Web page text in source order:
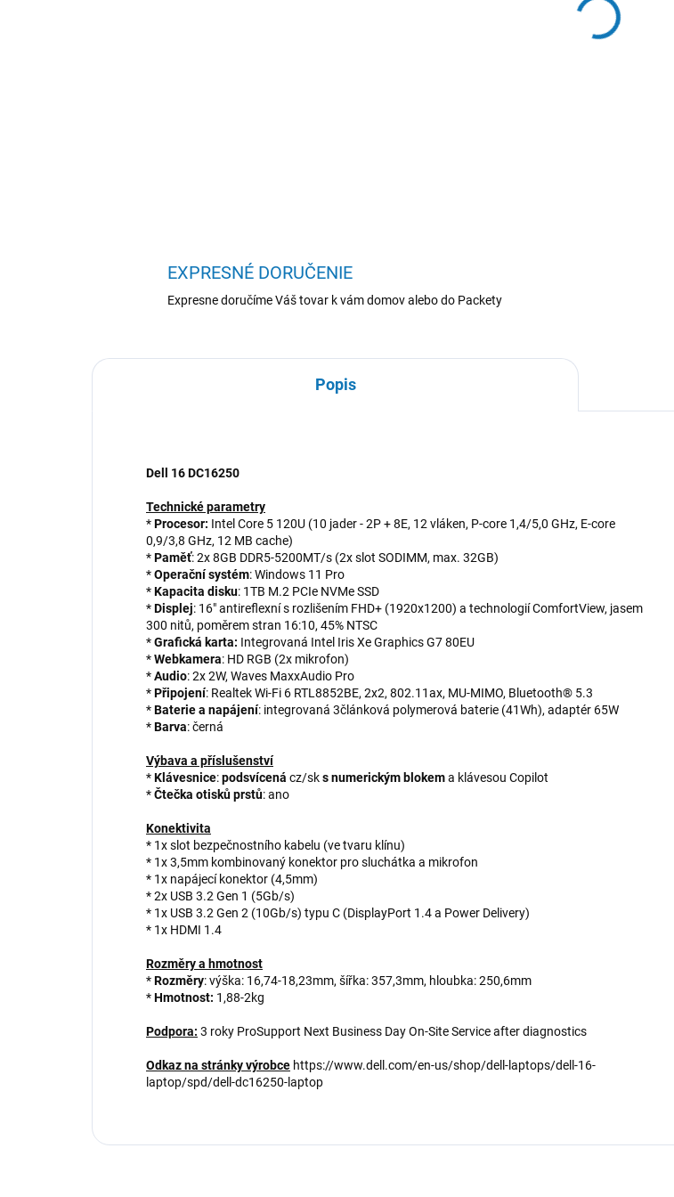
EXPRESNÉ DORUČENIE
Expresne doručíme Váš tovar k vám domov alebo do Packety
Popis
Dell 16 DC16250
Technické parametry
*Procesor: Intel Core 5 120U (10 jader - 2P + 8E, 12 vláken, P-core 1,4/5,0 GHz, E-core
0,9/3,8 GHz, 12 MB cache)
*Paměť: 2x 8GB DDR5-5200MT/s (2x slot SODIMM, max. 32GB)
*Operační systém: Windows 11 Pro
*Kapacita disku: 1TB M.2 PCIe NVMe SSD
*Displej: 16" antireflexní s rozlišením FHD+ (1920x1200) a technologií ComfortView, jasem
300 nitů, poměrem stran 16:10, 45% NTSC
*Grafická karta: Integrovaná Intel Iris Xe Graphics G7 80EU
*Webkamera: HD RGB (2x mikrofon)
*Audio: 2x 2W, Waves MaxxAudio Pro
*Připojení: Realtek Wi-Fi 6 RTL8852BE, 2x2, 802.11ax, MU-MIMO, Bluetooth® 5.3
*Baterie a napájení: integrovaná 3článková polymerová baterie (41Wh), adaptér 65W
*Barva: černá
Výbava a příslušenství
*Klávesnice:podsvícená cz/sks numerickým blokema klávesou Copilot
*Čtečka otisků prstů: ano
Konektivita
* 1x slot bezpečnostního kabelu (ve tvaru klínu)
* 1x 3,5mm kombinovaný konektor pro sluchátka a mikrofon
* 1x napájecí konektor (4,5mm)
* 2x USB 3.2 Gen 1 (5Gb/s)
* 1x USB 3.2 Gen 2 (10Gb/s) typu C (DisplayPort 1.4 a Power Delivery)
* 1x HDMI 1.4
Rozměry a hmotnost
*Rozměry: výška: 16,74-18,23mm, šířka: 357,3mm, hloubka: 250,6mm
*Hmotnost: 1,88-2kg
Podpora: 3 roky ProSupport Next Business Day On-Site Service after diagnostics
Odkaz na stránky výrobce https://www.dell.com/en-us/shop/dell-laptops/dell-16-
laptop/spd/dell-dc16250-laptop